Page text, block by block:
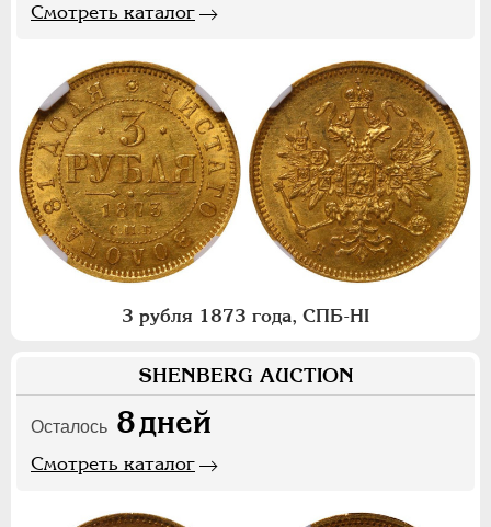
Смотреть каталог
3 рубля 1873 года, СПБ-НI
SHENBERG AUCTION
Осталось 8дней
Смотреть каталог